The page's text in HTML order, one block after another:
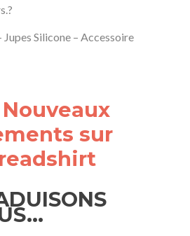
Silicone – Accessoire
Nouveaux
sur